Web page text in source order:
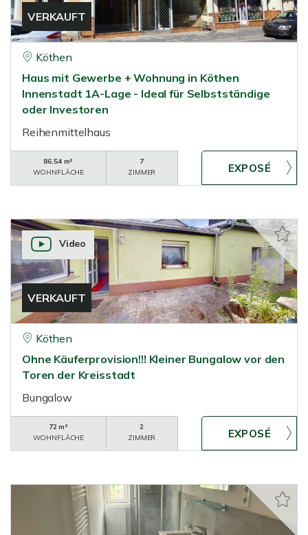
VERKAUFT
Köthen
Haus mit Gewerbe + Wohnung in Köthen
Innenstadt 1A-Lage - Ideal für Selbstständige
oder Investoren
Reihenmittelhaus
86,54 m²
WOHNFLÄCHE
7
ZIMMER
VERKAUFT
Video
Köthen
Ohne Käuferprovision!!! Kleiner Bungalow vor den
Toren der Kreisstadt
Bungalow
72 m²
WOHNFLÄCHE
2
ZIMMER